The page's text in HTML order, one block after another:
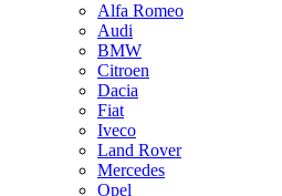
Alfa Romeo
Audi
BMW
Citroen
Dacia
Fiat
Iveco
Land Rover
Mercedes
Opel